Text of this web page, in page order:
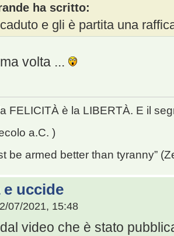
ha scritto:
e gli è partita una
volta ...
FELICITÀ è la LIBERTÀ. E il
a.C. )
be armed better than tyranny”
e uccide
07/2021, 15:48
video che è stato